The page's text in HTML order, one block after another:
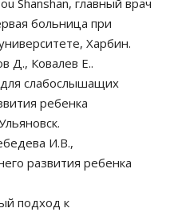
Shanshan, главный врач
больница при
Харбин.
Д., Ковалев Е..
слабослышащих
ребенка
И.В.,
развития ребенка
подход к